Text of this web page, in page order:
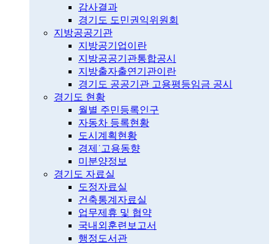
감사결과
경기도 도민권익위원회
지방공공기관
지방공기업이란
지방공공기관통합공시
지방출자출연기관이란
경기도 공공기관 고용평등임금 공시
경기도 현황
월별 주민등록인구
자동차 등록현황
도시계획현황
경제˙고용동향
미분양정보
경기도 자료실
도정자료실
건축통계자료실
업무제휴 및 협약
국내외훈련보고서
행정도서관